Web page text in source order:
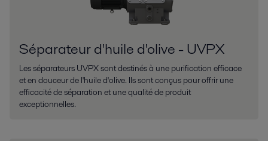
Séparateur d'huile d'olive - UVPX
Les séparateurs UVPX sont destinés à une purification efficace
et en douceur de l'huile d'olive. Ils sont conçus pour offrir une
efficacité de séparation et une qualité de produit
exceptionnelles.